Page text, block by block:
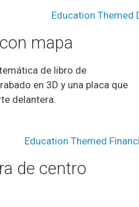
mapa
de libro de
en 3D y una placa que
delantera.
de centro